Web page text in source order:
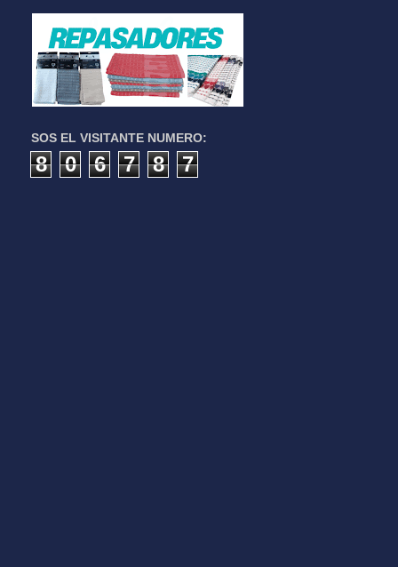
SOS EL VISITANTE NUMERO:
8 0 6 7 8 7